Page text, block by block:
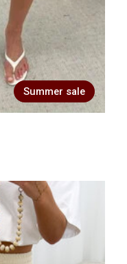
Summer sale